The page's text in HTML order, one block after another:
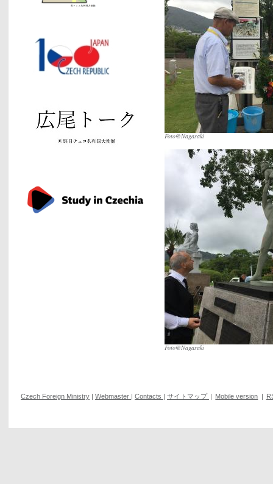
Foto@Nagasaki
Foto@Nagasaki
Czech Foreign Ministry | Webmaster | Contacts | サイトマップ | Mobile version |